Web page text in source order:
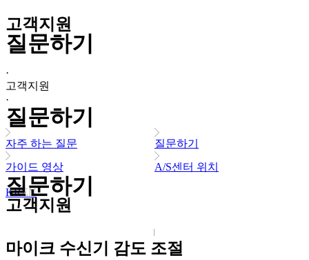
KREN
고객지원
질문하기
·
고객지원
·
질문하기
자주 하는 질문 질문하기
가이드 영상 A/S센터 위치
질문하기
고객지원
마이크 수신기 감도 조절